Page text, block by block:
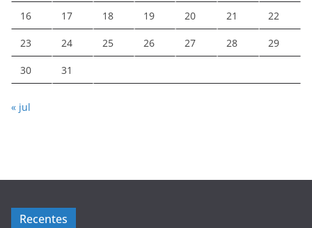
16 17 18 19 20 21 22
23 24 25 26 27 28 29
30 31
« jul
Recentes